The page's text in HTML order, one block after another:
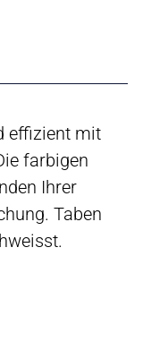
effizient mit
farbigen
Ihrer
Taben